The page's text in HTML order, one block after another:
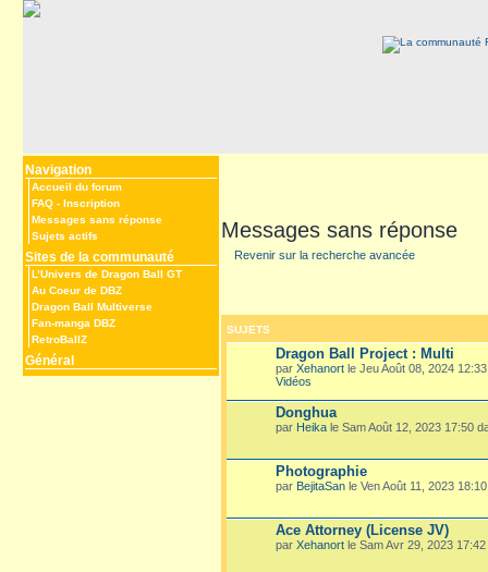
Navigation
Accueil du forum
FAQ - Inscription
Messages sans réponse
Sujets actifs
Sites de la communauté
L’Univers de Dragon Ball GT
Au Coeur de DBZ
Dragon Ball Multiverse
Fan-manga DBZ
RetroBallZ
Général
Messages sans réponse
Revenir sur la recherche avancée
SUJETS
Dragon Ball Project : Multi
par Xehanort le Jeu Août 08, 2024
Vidéos
Donghua
par Heika le Sam Août 12, 2023 17:50
Photographie
par BejitaSan le Ven Août 11, 2023
Ace Attorney (License JV)
par Xehanort le Sam Avr 29, 2023